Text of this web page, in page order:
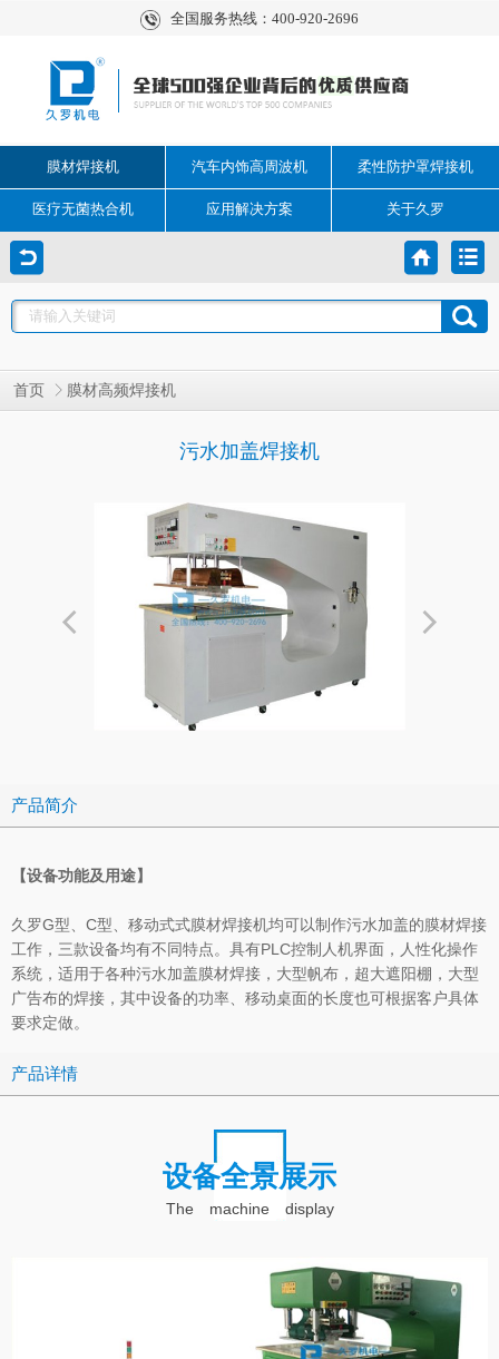
全国服务热线：400-920-2696
膜材焊接机 汽车内饰高周波机 柔性防护罩焊接机
医疗无菌热合机 应用解决方案 关于久罗
首页 膜材高频焊接机
污水加盖焊接机
产品简介
【设备功能及用途】
久罗G型、C型、移动式式膜材焊接机均可以制作污水加盖的膜材焊接
工作，三款设备均有不同特点。具有PLC控制人机界面，人性化操作
系统，适用于各种污水加盖膜材焊接，大型帆布，超大遮阳棚，大型
广告布的焊接，其中设备的功率、移动桌面的长度也可根据客户具体
要求定做。
产品详情
设备全景展示
The machine display